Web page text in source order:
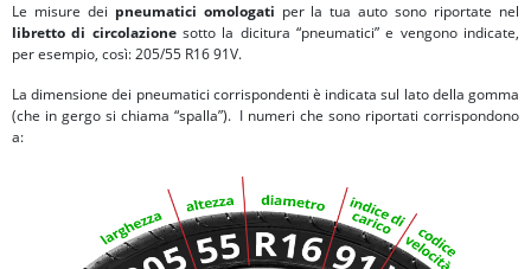
Le misure dei pneumatici omologati per la tua auto sono riportate nel
libretto di circolazionesotto la dicitura “pneumatici” e vengono indicate,
per esempio, così: 205/55 R16 91V.
La dimensione dei pneumatici corrispondenti è indicata sul lato della gomma
(che in gergo si chiama “spalla”). I numeri che sono riportati corrispondono
a: